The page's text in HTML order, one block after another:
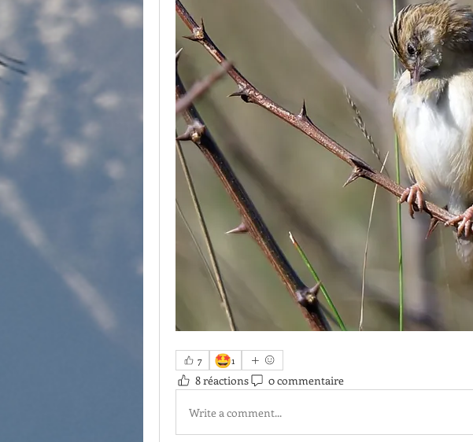
7 🤩1
8 réactions 0 commentaire
Write a comment...